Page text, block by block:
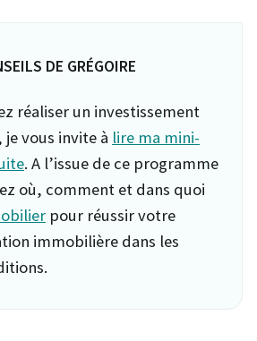
DE GRÉGOIRE
réaliser un investissement
vous invite à lire ma mini-
. A l’issue de ce programme
où, comment et dans quoi
pour réussir votre
immobilière dans les